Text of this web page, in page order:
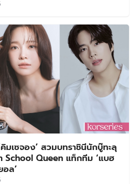
มเซจอง’ สวมบทราชินีนักบู๊ทะลุ
School Queen แท็กทีม ‘แบฮ
ล’